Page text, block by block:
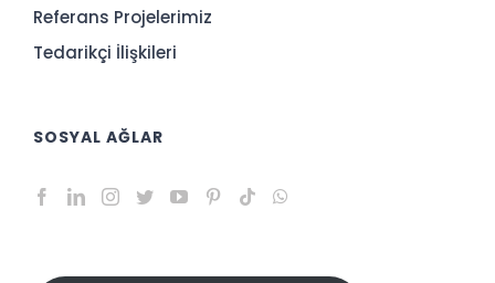
Referans Projelerimiz
Tedarikçi İlişkileri
SOSYAL AĞLAR